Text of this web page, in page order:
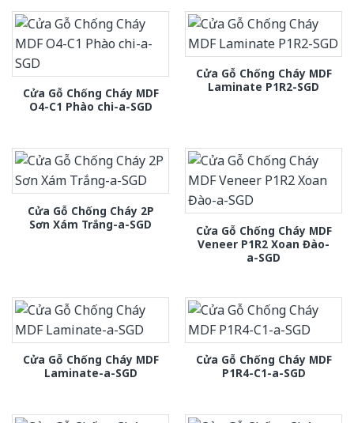
Cửa Gỗ Chống Cháy MDF
O4-C1 Phào chi-a-SGD
Cửa Gỗ Chống Cháy MDF
Laminate P1R2-SGD
Cửa Gỗ Chống Cháy 2P
Sơn Xám Trắng-a-SGD
Cửa Gỗ Chống Cháy MDF
Veneer P1R2 Xoan Đào-
a-SGD
Cửa Gỗ Chống Cháy MDF
Laminate-a-SGD
Cửa Gỗ Chống Cháy MDF
P1R4-C1-a-SGD